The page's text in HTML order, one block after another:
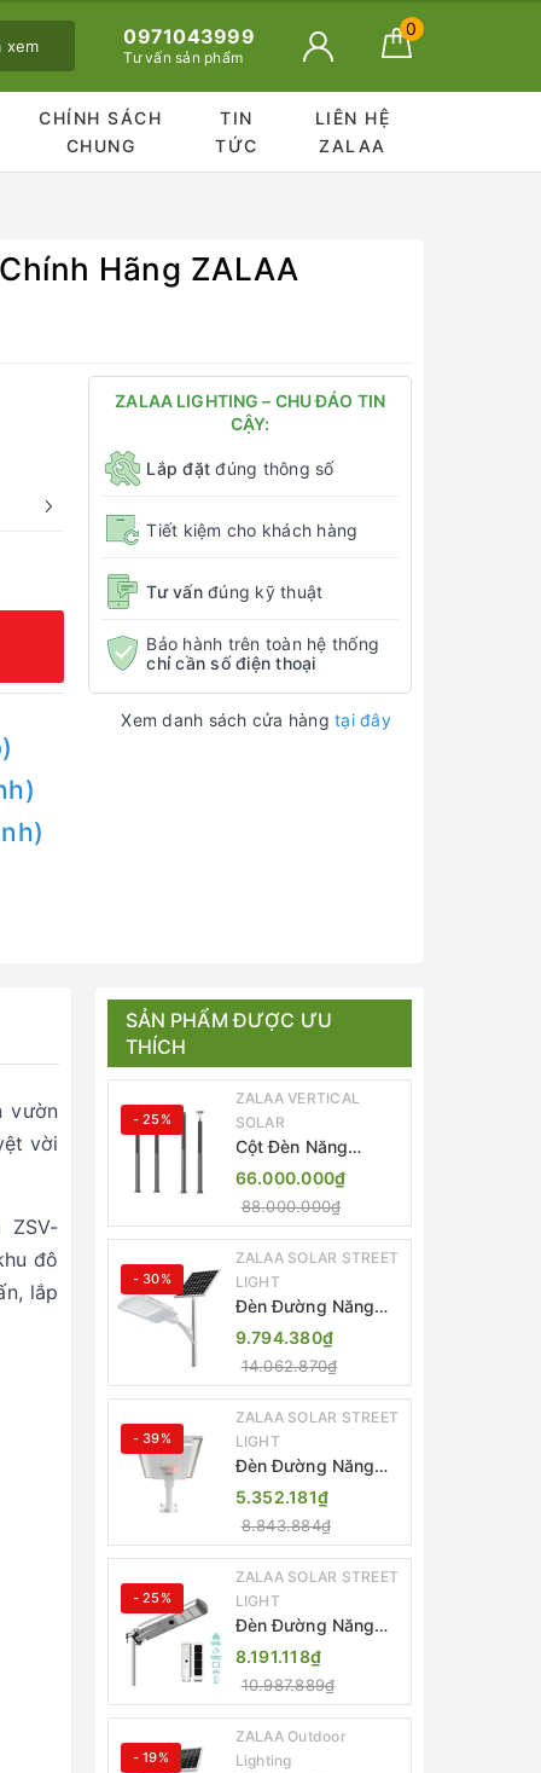
xem 0971043999
Tư vấn sản phẩm
0
CHÍNH SÁCH
CHUNG
TIN
TỨC
LIÊN HỆ
ZALAA
Hãng ZALAA
ZALAA LIGHTING – CHU ĐÁO TIN
CẬY:
Lắp đặt đúng thông số
Tiết kiệm cho khách hàng
Tư vấnđúng kỹ thuật
Bảo hành trên toàn hệ thống
chỉ cần số điện thoại
Xem danh sách cửa hàngtại đây
vườn
vời
ZSV-
đô
lắp
SẢN PHẨM ĐƯỢC ƯU
THÍCH
- 25%
ZALAA VERTICAL
SOLAR
Cột Đèn Năng
Lượng Mặt Trời Dọc
Thông Minh ZSR-
YYDS-360 | ZALAA
Jsc
66.000.000₫
88.000.000₫
- 30%
ZALAA SOLAR STREET
LIGHT
Đèn Đường Năng
Lượng Mặt Trời
Thông Minh Điều
Khiển MPPT ZL-
GMX01 ZALAA
9.794.380₫
14.062.870₫
- 39%
ZALAA SOLAR STREET
LIGHT
Đèn Đường Năng
Lượng Mặt Trời
Nhôm Đúc ZALAA
ZL-BWH Cao Cấp
IP65
5.352.181₫
8.843.884₫
- 25%
ZALAA SOLAR STREET
LIGHT
Đèn Đường Năng
Lượng Mặt Trời Tích
Hợp Camera ZALAA
ZL-BJ04-CCTV
(80W, IP65)
8.191.118₫
10.987.889₫
- 19%
ZALAA Outdoor
Lighting